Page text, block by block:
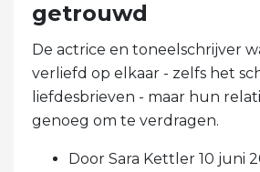
getrouwd
De actrice en toneelschrijver
verliefd op elkaar - zelfs het
liefdesbrieven - maar hun
genoeg om te verdragen.
Door Sara Kettler 10 juni